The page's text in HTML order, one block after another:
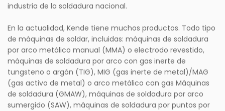
industria de la soldadura nacional.
En la actualidad, Kende tiene muchos productos. Todo tipo
de máquinas de soldar, incluidas: máquinas de soldadura
por arco metálico manual (MMA) o electrodo revestido,
máquinas de soldadura por arco con gas inerte de
tungsteno o argón (TIG), MIG (gas inerte de metal)/MAG
(gas activo de metal) o arco metálico con gas Máquinas
de soldadura (GMAW), máquinas de soldadura por arco
sumergido (SAW), máquinas de soldadura por puntos por